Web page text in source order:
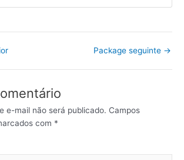
Package seguinte →
e-mail não será publicado. Campos
com *